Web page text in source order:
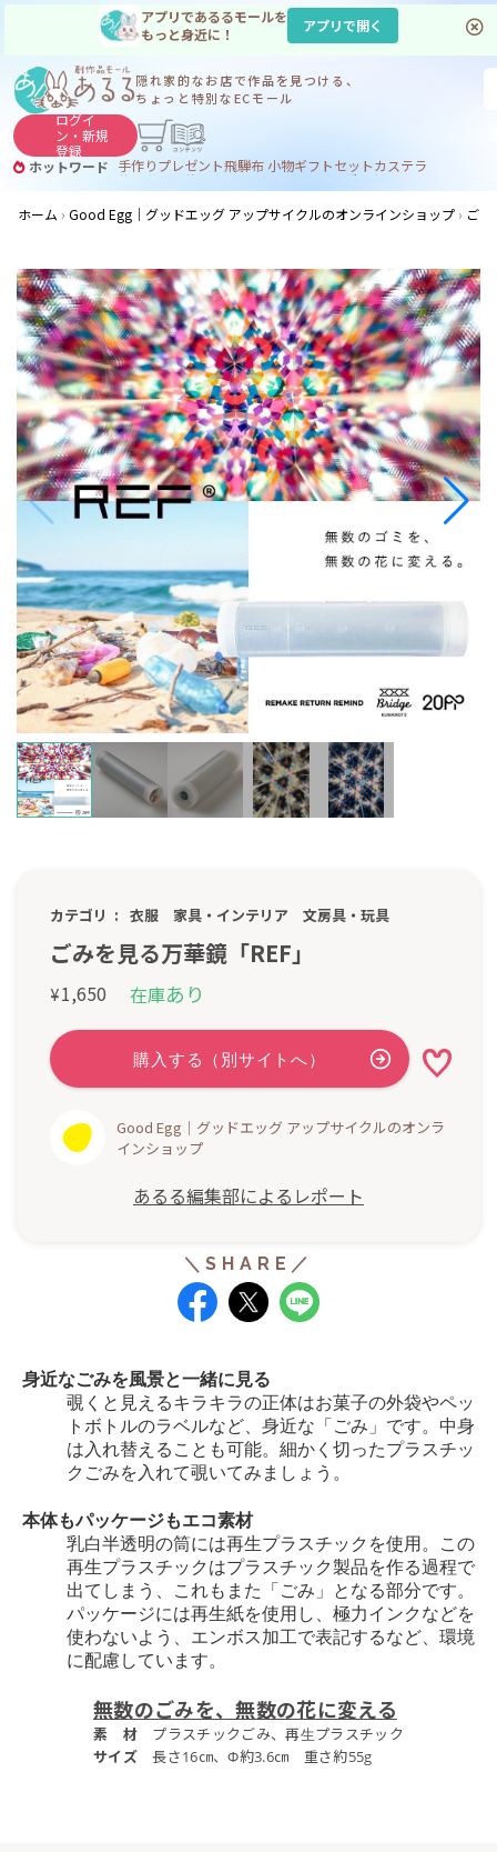
アプリであるるモールを
もっと身近に！
アプリで開く
隠れ家的なお店で作品を見つける、
ちょっと特別なECモール
ログイ
ン・新規
登録
ホットワード 手作りプレゼント飛騨布 小物ギフトセットカステラ
サヌカイト コーヒー
ジンギスカン
ホーム
Good Egg｜グッドエッグ アップサイクルのオンラインショップ ご
カテゴリ 衣服 家具・インテリア 文房具・玩具
ごみを見る万華鏡「REF」
¥1,650 在庫あり
Good Egg｜グッドエッグ アップサイクルのオンラ
インショップ
あるる編集部によるレポート
身近なごみを風景と一緒に見る
覗くと見えるキラキラの正体はお菓子の外袋やペッ
トボトルのラベルなど、身近な「ごみ」です。 中身
は入れ替えることも可能。 細かく切ったプラスチッ
クごみを入れて覗いてみましょう。
本体もパッケージもエコ素材
乳白半透明の筒には再生プラスチックを使用。
この
再生プラスチックはプラスチック製品を作る過程で
出てしまう、これもまた「ごみ」となる部分です。
パッケージには再生紙を使用し、極力インクなどを
使わないよう、エンボス加工で表記するなど、環境
に配慮しています。
無数のごみを、無数の花に変える
素 材 プラスチックごみ、再生プラスチック
サイズ長さ16㎝、Φ約3.6㎝ 重さ約55g